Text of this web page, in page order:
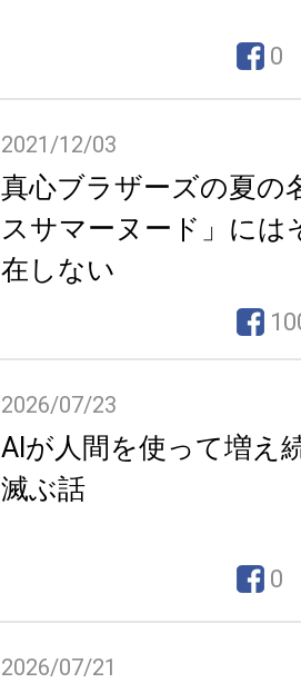
0
2021/12/03
真心ブラザーズの夏の
スサマーヌード」には
在しない
2026/07/23
AIが人間を使って増え
滅ぶ話
0
2026/07/21